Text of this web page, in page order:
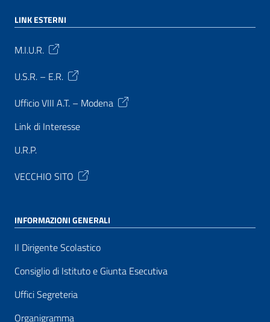
LINK ESTERNI
M.I.U.R.
U.S.R. – E.R.
Ufficio VIII A.T. – Modena
Link di Interesse
U.R.P.
VECCHIO SITO
INFORMAZIONI GENERALI
Il Dirigente Scolastico
Consiglio di Istituto e Giunta Esecutiva
Uffici Segreteria
Organigramma